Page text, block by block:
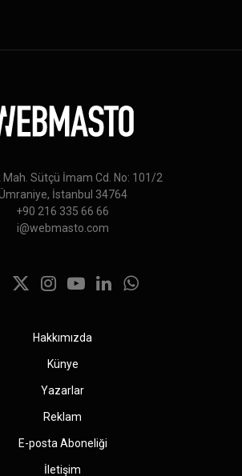
Sütçü İmam Cd. No: 101/2
İstanbul 34764
+90 216 335 66 66
i@webmasto.com
X
Instagram
YouTubeLinkedInWhatsApp
Hakkımızda
Künye
Yazarlar
Reklam
E-posta Aboneliği
İletişim